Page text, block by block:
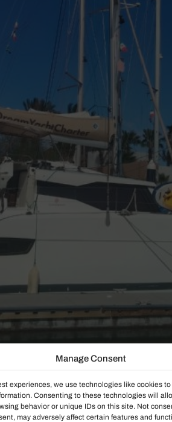
Manage Consent
experiences, we use technologies like cookies
Consenting to these technologies will
behavior or unique IDs on this site. Not
may adversely affect certain features and